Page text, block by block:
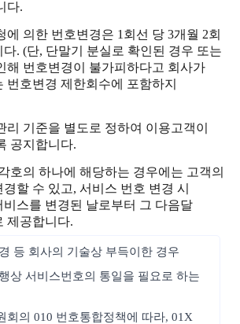
다.
의한 번호변경은 1회선 당 3개월 2회
. (단, 단말기 분실로 확인된 경우 또는
해 번호변경이 불가피하다고 회사가
번호변경 제한회수에 포함하지
기준을 별도로 정하여 이용고객이
공지합니다.
호의 하나에 해당하는 경우에는 고객의
할 수 있고, 서비스 번호 변경 시
비스를 변경된 날로부터 그 다음달
제공합니다.
등 회사의 기술상 부득이한 경우
상 서비스번호의 통일을 필요로 하는
회의 010 번호통합정책에 따라, 01X